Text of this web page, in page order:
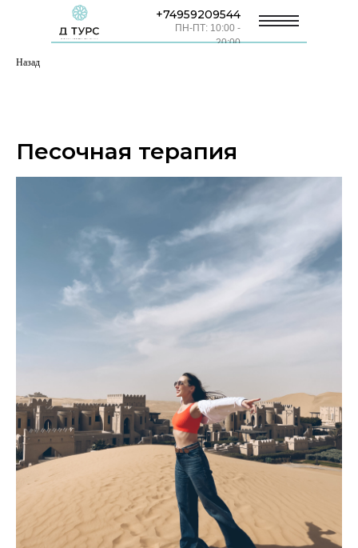
+74959209544
ПН-ПТ: 10:00 -
20:00
Назад
Песочная терапия